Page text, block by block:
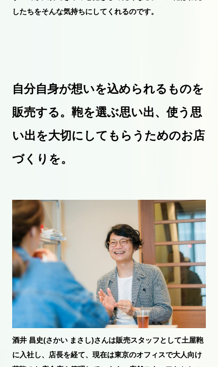
したちをそんな気持ちにしてくれるのです。
自分自身が想いを込められるものを
販売する。鞄を選ぶ思い出、使う思
い出を大切にしてもらうためのお店
づくりを。
酒井 昌史(さかい まさし)さんは販売スタッフとして土屋鞄
に入社し、店長を経て、現在は東京のオフィスで大人向け